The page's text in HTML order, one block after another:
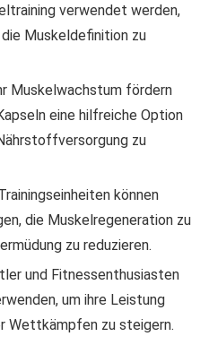
verwendet werden,
Muskeldefinition zu
Muskelwachstum fördern
eine hilfreiche Option
zu
können
die Muskelregeneration zu
zu reduzieren.
und Fitnessenthusiasten
um ihre Leistung
Wettkämpfen zu steigern.